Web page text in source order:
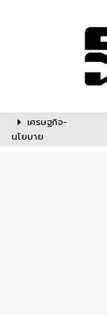
เศรษฐกิจ-
นโยบาย